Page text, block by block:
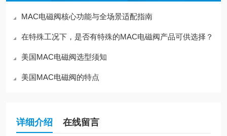
MAC电磁阀核心功能与全场景适配指南
在特殊工况下，是否有特殊的MAC电磁阀产品可供选择？
美国MAC电磁阀选型须知
美国MAC电磁阀的特点
详细介绍 在线留言